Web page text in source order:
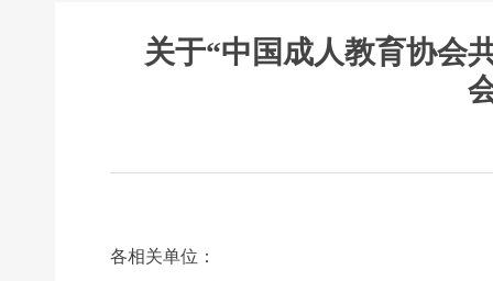
关于“中国成人教育协会
各相关单位：